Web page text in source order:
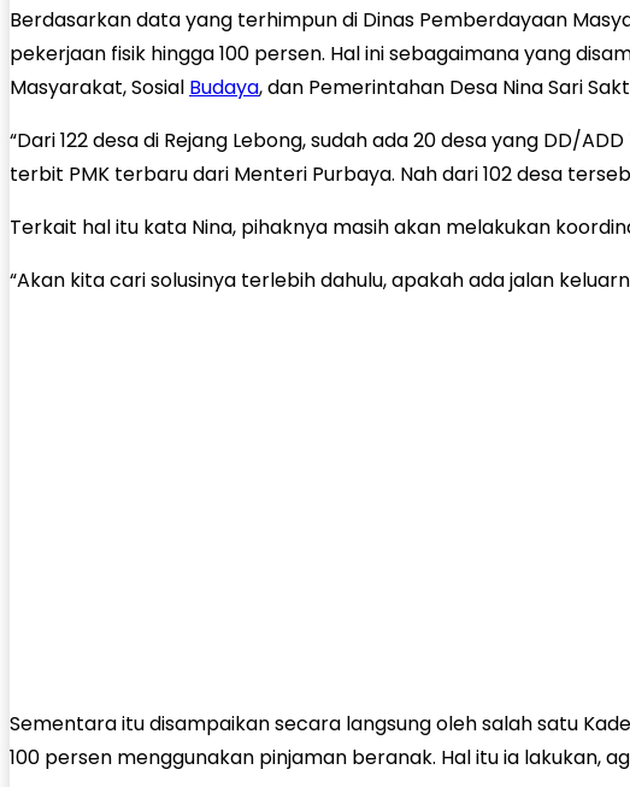
Berdasarkan data yang terhimpun di Dinas Pemberdayaan
pekerjaan fisik hingga 100 persen. Hal ini sebagaimana yang
Masyarakat, Sosial Budaya, dan Pemerintahan Desa Nina Sari Sakti,
“Dari 122 desa di Rejang Lebong, sudah ada 20 desa yang DD/
terbit PMK terbaru dari Menteri Purbaya. Nah dari 102 desa
Terkait hal itu kata Nina, pihaknya masih akan melakukan
“Akan kita cari solusinya terlebih dahulu, apakah ada jalan
Sementara itu disampaikan secara langsung oleh salah satu
100 persen menggunakan pinjaman beranak. Hal itu ia lakukan,